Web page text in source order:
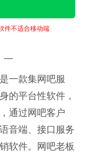
件不适合移动端
一款集网吧服
的平台性软件，
通过网吧客户
音端、接口服务
软件。网吧老板